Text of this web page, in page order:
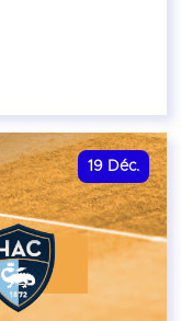
19 Déc.